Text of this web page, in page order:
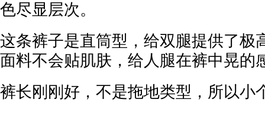
色尽显层次。
这条裤子是直筒型，给双腿提供了极
面料不会贴肌肤，给人腿在裤中晃的
裤长刚刚好，不是拖地类型，所以小